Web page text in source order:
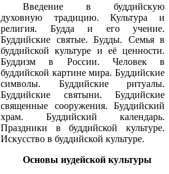
Введение в буддийскую
духовную традицию. Культура и
религия. Будда и его учение.
Буддийские святые. Будды. Семья в
буддийской культуре и её ценности.
Буддизм в России. Человек в
буддийской картине мира. Буддийские
символы. Буддийские ритуалы.
Буддийские святыни. Буддийские
священные сооружения. Буддийский
храм. Буддийский календарь.
Праздники в буддийской культуре.
Искусство в буддийской культуре.
Основы иудейской культуры